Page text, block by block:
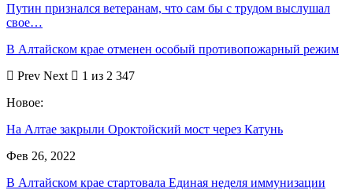
Путин признался ветеранам, что сам бы с трудом выслушал
свое…
В Алтайском крае отменен особый противопожарный режим
Prev Next
1 из 2 347
Новое:
На Алтае закрыли Ороктойский мост через Катунь
Фев 26, 2022
В Алтайском крае стартовала Единая неделя иммунизации